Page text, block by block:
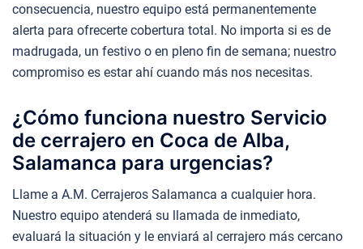
consecuencia, nuestro equipo está permanentemente
alerta para ofrecerte cobertura total. No importa si es de
madrugada, un festivo o en pleno fin de semana; nuestro
compromiso es estar ahí cuando más nos necesitas.
¿Cómo funciona nuestro Servicio
de cerrajero en Coca de Alba,
Salamanca para urgencias?
Llame a A.M. Cerrajeros Salamanca a cualquier hora.
Nuestro equipo atenderá su llamada de inmediato,
evaluará la situación y le enviará al cerrajero más cercano